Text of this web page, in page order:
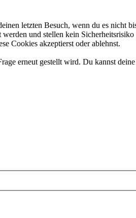
letzten Besuch, wenn du es nicht
und stellen kein
Cookies akzeptierst oder ablehnst.
erneut gestellt wird. Du kannst